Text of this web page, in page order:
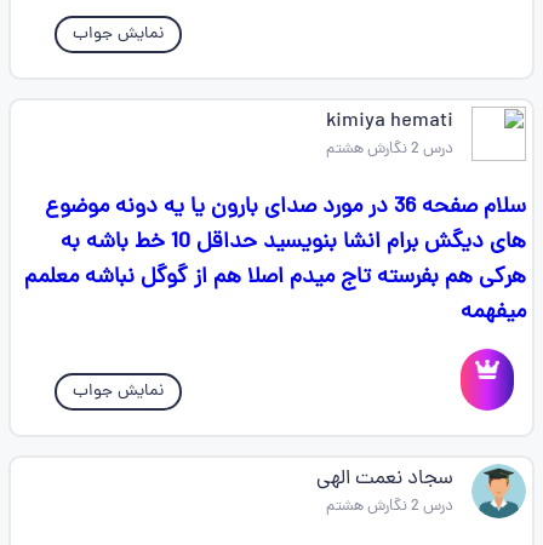
نمایش جواب
kimiya hemati
درس 2 نگارش هشتم
سلام صفحه 36 در مورد صدای بارون یا یه دونه موضوع
های دیگش برام انشا بنویسید حداقل 10 خط باشه به
هرکی هم بفرسته تاج میدم اصلا هم از گوگل نباشه معلمم
میفهمه
نمایش جواب
سجاد نعمت الهی
درس 2 نگارش هشتم